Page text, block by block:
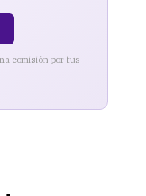
comisión por tus